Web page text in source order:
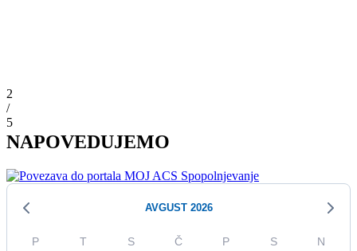
2
/
5
NAPOVEDUJEMO
AVGUST 2026
P T S Č P S N